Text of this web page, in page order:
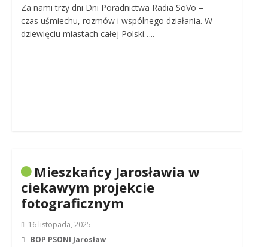
Za nami trzy dni Dni Poradnictwa Radia SoVo –
czas uśmiechu, rozmów i wspólnego działania. W
dziewięciu miastach całej Polski…..
Mieszkańcy Jarosławia w
ciekawym projekcie
fotograficznym
16 listopada, 2025
BOP PSONI Jarosław